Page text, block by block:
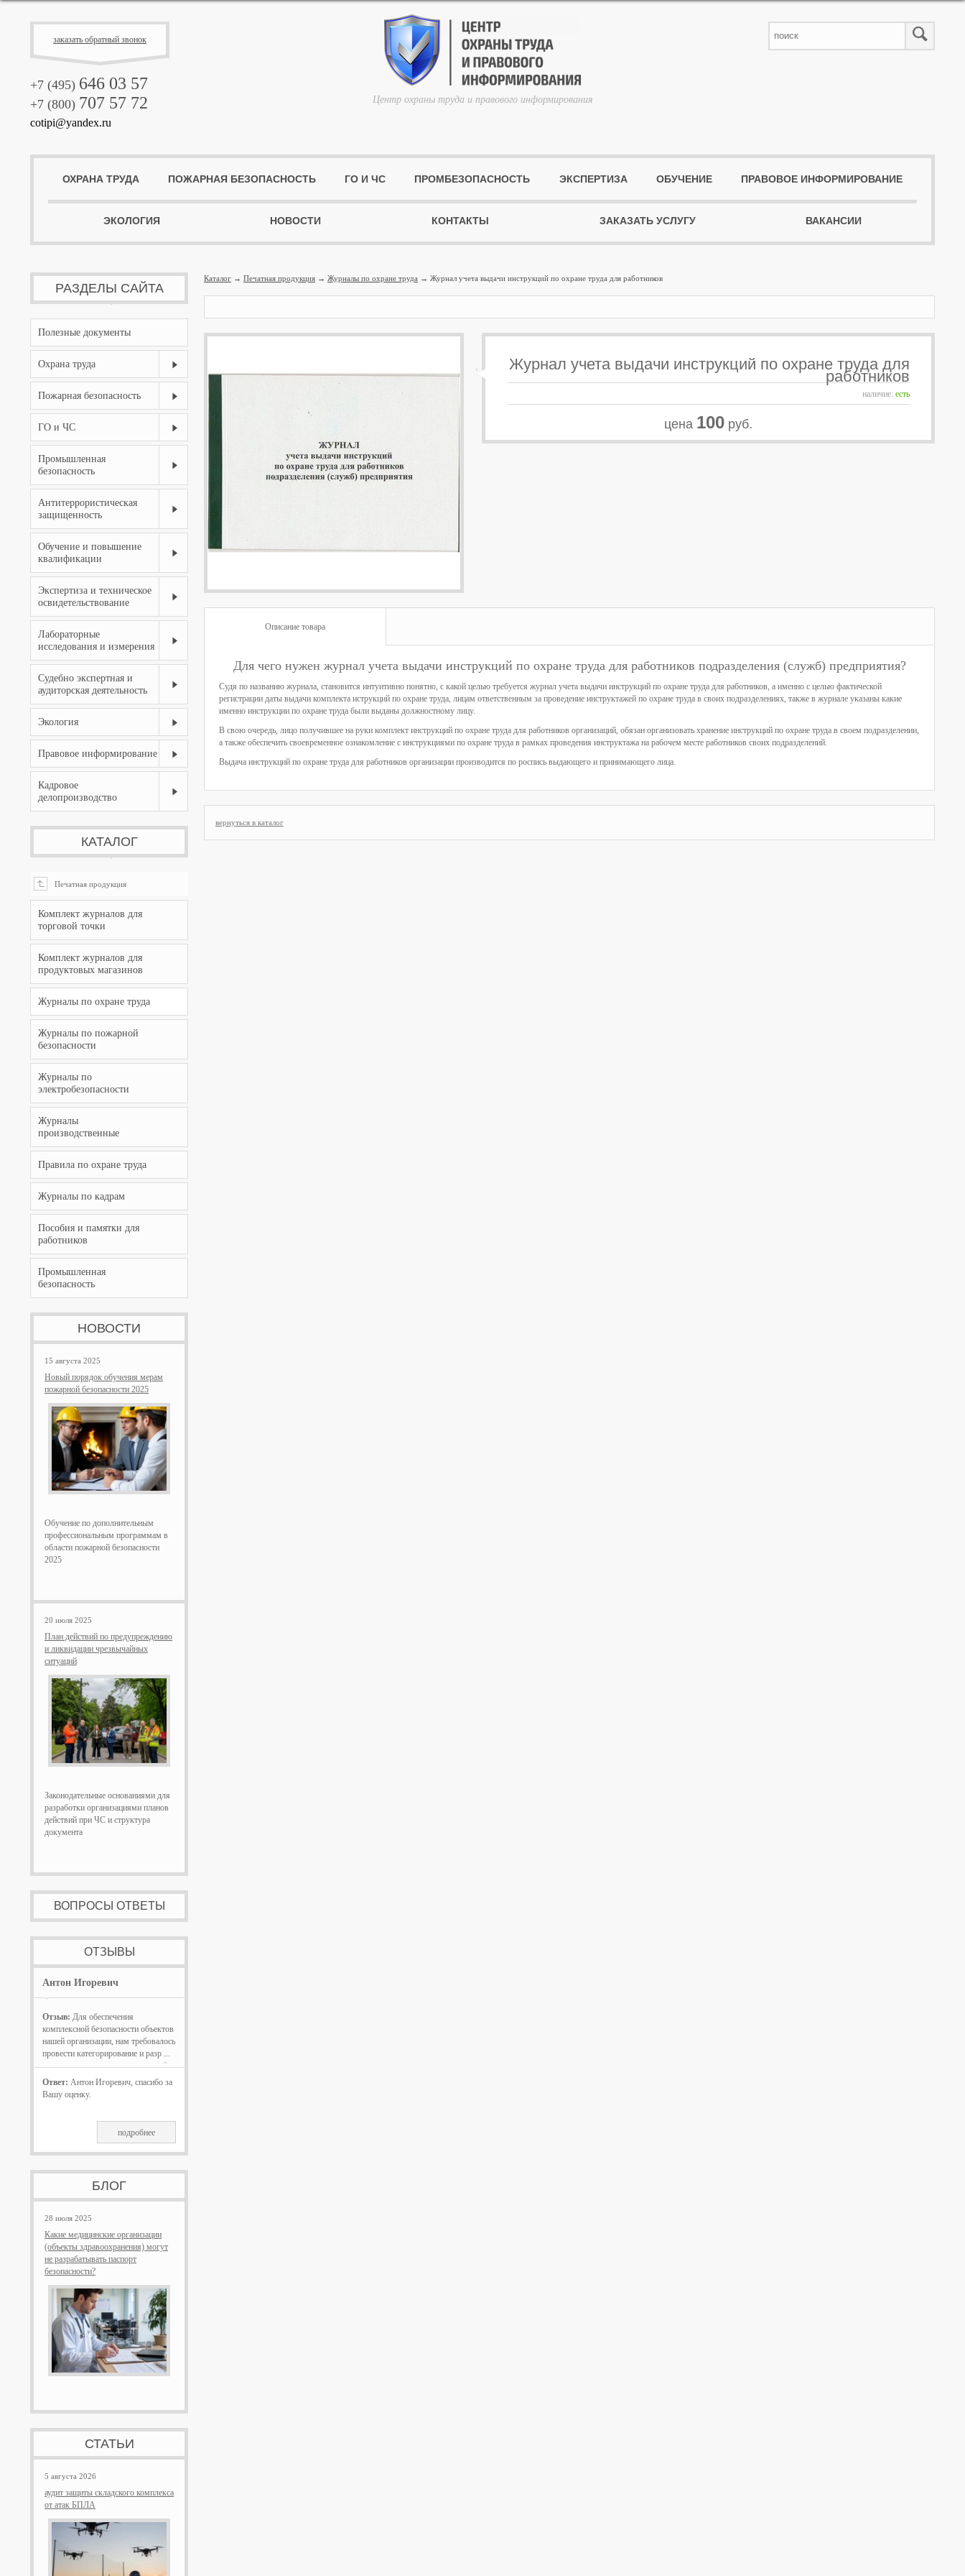
заказать обратный звонок
+7 (495) 646 03 57
+7 (800) 707 57 72
cotipi@yandex.ru
Центр охраны труда и правового информирования
ОХРАНА ТРУДА ПОЖАРНАЯ БЕЗОПАСНОСТЬ ГО И ЧС ПРОМБЕЗОПАСНОСТЬ ЭКСПЕРТИЗА ОБУЧЕНИЕ ПРАВОВОЕ ИНФОРМИРОВАНИЕ
ЭКОЛОГИЯ НОВОСТИ КОНТАКТЫ ЗАКАЗАТЬ УСЛУГУ ВАКАНСИИ
РАЗДЕЛЫ САЙТА
Полезные документы
Охрана труда
Пожарная безопасность
ГО и ЧС
Промышленная
безопасность
Антитеррористическая
защищенность
Обучение и повышение
квалификации
Экспертиза и техническое
освидетельствование
Лабораторные
исследования и измерения
Судебно экспертная и
аудиторская деятельность
Экология
Правовое информирование
Кадровое
делопроизводство
КАТАЛОГ
 Печатная продукция
Комплект журналов для
торговой точки
Комплект журналов для
продуктовых магазинов
Журналы по охране труда
Журналы по пожарной
безопасности
Журналы по
электробезопасности
Журналы
производственные
Правила по охране труда
Журналы по кадрам
Пособия и памятки для
работников
Промышленная
безопасность
НОВОСТИ
15 августа 2025
Новый порядок обучения мерам
пожарной безопасности 2025
Обучение по дополнительным
профессиональным программам в
области пожарной безопасности
2025
20 июля 2025
План действий по предупреждению
и ликвидации чрезвычайных
ситуаций
Законодательные основаниями для
разработки организациями планов
действий при ЧС и структура
документа
ВОПРОСЫ ОТВЕТЫ
ОТЗЫВЫ
Антон Игоревич
Отзыв: Для обеспечения
комплексной безопасности объектов
нашей организации, нам требовалось
провести категорирование и разр ...
Ответ: Антон Игоревич, спасибо за
Вашу оценку.
подробнее
БЛОГ
28 июля 2025
Какие медицинские организации
(объекты здравоохранения) могут
не разрабатывать паспорт
безопасности?
СТАТЬИ
5 августа 2026
аудит защиты складского комплекса
от атак БПЛА
Каталог → Печатная продукция → Журналы по охране труда → Журнал учета выдачи инструкций по охране труда для работников
Журнал учета выдачи инструкций по охране труда для
работников
наличие: есть
цена 100 руб.
Описание товара
Для чего нужен журнал учета выдачи инструкций по охране труда для работников подразделения (служб) предприятия?
Судя по названию журнала, становится интуитивно понятно, с какой целью требуется журнал учета выдачи инструкций по охране труда для работников, а именно с целью фактической
регистрации даты выдачи комплекта иструкций по охране труда, лицам ответственным за проведение инструктажей по охране труда в своих подразделениях, также в журнале указаны какие
именно инструкции по охране труда были выданы должностному лицу.
В свою очередь, лицо получившее на руки комплект инструкций по охране труда для работников организаций, обязан организовать хранение инструкций по охране труда в своем подразделении,
а также обеспечить своевременное ознакомление с инструкциями по охране труда в рамках проведения инструктажа на рабочем месте работников своих подразделений.
Выдача инструкций по охране труда для работников организации производится по роспись выдающего и принимающего лица.
вернуться в каталог